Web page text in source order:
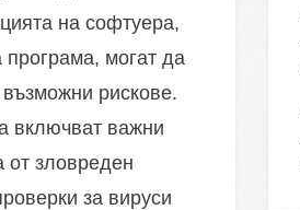
на софтуера,
програма, могат да
рискове.
включват важни
от зловреден
за вируси